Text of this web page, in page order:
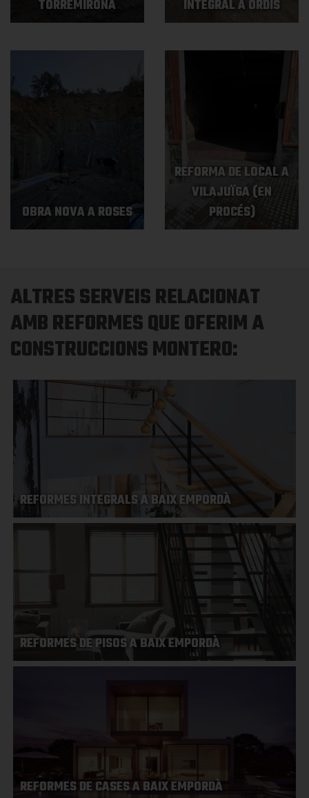
TORREMIRONA INTEGRAL A ORDIS
OBRA NOVA A ROSES
REFORMA DE LOCAL A
VILAJUÏGA (EN
PROCÉS)
ALTRES SERVEIS RELACIONAT
AMB REFORMES QUE OFERIM A
CONSTRUCCIONS MONTERO:
REFORMES INTEGRALS A BAIX EMPORDÀ
REFORMES DE PISOS A BAIX EMPORDÀ
REFORMES DE CASES A BAIX EMPORDÀ